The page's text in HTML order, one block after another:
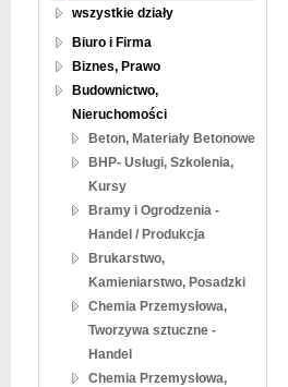
wszystkie działy
Biuro i Firma
Biznes, Prawo
Budownictwo,
Nieruchomości
Beton, Materiały Betonowe
BHP- Usługi, Szkolenia,
Kursy
Bramy i Ogrodzenia -
Handel / Produkcja
Brukarstwo,
Kamieniarstwo, Posadzki
Chemia Przemysłowa,
Tworzywa sztuczne -
Handel
Chemia Przemysłowa,